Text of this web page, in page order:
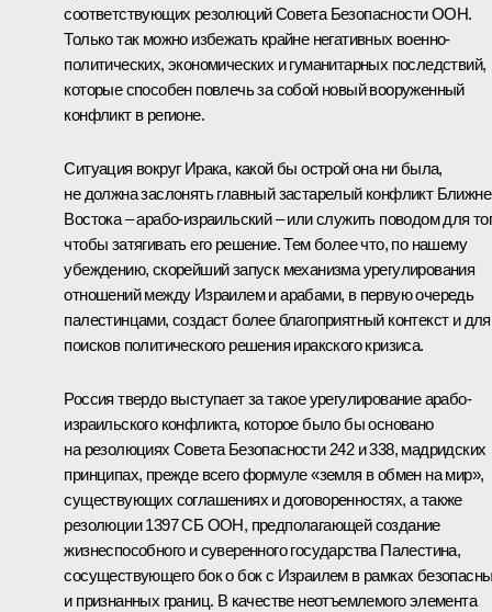
соответствующих резолюций Совета Безопасности ООН.
Только так можно избежать крайне негативных военно-
политических, экономических и гуманитарных последствий,
которые способен повлечь за собой новый вооруженный
конфликт в регионе.
Ситуация вокруг Ирака, какой бы острой она ни была,
не должна заслонять главный застарелый конфликт
Востока – арабо-израильский – или служить поводом для
чтобы затягивать его решение. Тем более что, по нашему
убеждению, скорейший запуск механизма урегулирования
отношений между Израилем и арабами, в первую очередь
палестинцами, создаст более благоприятный контекст и для
поисков политического решения иракского кризиса.
Россия твердо выступает за такое урегулирование арабо-
израильского конфликта, которое было бы основано
на резолюциях Совета Безопасности 242 и 338, мадридских
принципах, прежде всего формуле «земля в обмен на мир»,
существующих соглашениях и договоренностях, а также
резолюции 1397 СБ ООН, предполагающей создание
жизнеспособного и суверенного государства Палестина,
сосуществующего бок о бок с Израилем в рамках
и признанных границ. В качестве неотъемлемого элемента